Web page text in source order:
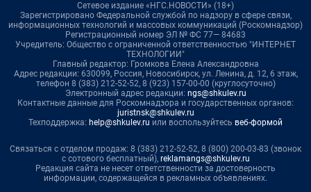
Сетевое издание «НГС.НОВОСТИ» (18+)
Зарегистрировано Федеральной службой по надзору в сфере связи,
информационных технологий и массовых коммуникаций (Роскомнадзор)
Регистрационный номер ЭЛ № ФС 77— 84683
Учредитель: Общество с ограниченной ответственностью "ИНТЕРНЕТ
ТЕХНОЛОГИИ"
Главный редактор: Громкова Елена Александровна
Адрес редакции: 630099, Россия, Новосибирск, ул. Ленина, д. 12, 6 этаж,
телефон 8 (383) 212-52-52, 8 (923) 157-00-00 (круглосуточно)
Электронный адрес редакции: ngs@shkulev.ru
Контактные данные для Роскомнадзора и государственных органов:
juristnsk@shkulev.ru
Техподдержка: help@shkulev.ru или воспользуйтесь веб-формой
Связаться с отделом продаж: 8 (383) 212-52-52, 8 (800) 200-03-83 (звонок
с сотового бесплатный), reklamangs@shkulev.ru
Редакция сайта не несет ответственности за достоверность
информации, содержащейся в рекламных объявлениях.